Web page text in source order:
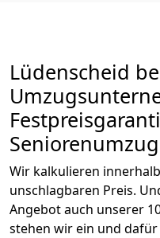
Lüdenscheid
Seniorenumzug
Wir kalkulieren
unschlagbaren Preis.
Angebot auch unserer
stehen wir ein und